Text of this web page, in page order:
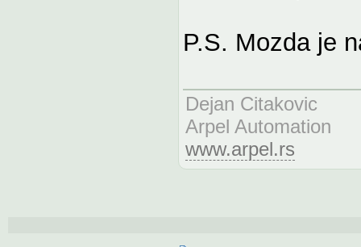
P.S. Mozda je
Dejan Citakovic
Arpel Automation
www.arpel.rs